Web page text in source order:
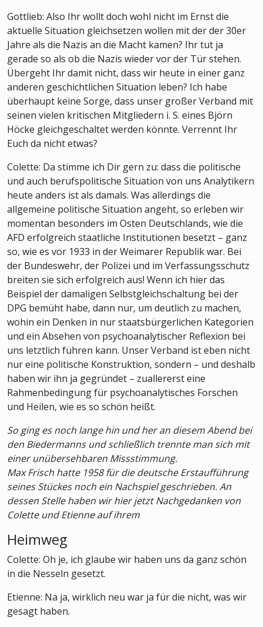
Gottlieb: Also Ihr wollt doch wohl nicht im Ernst die
aktuelle Situation gleichsetzen wollen mit der der 30er
Jahre als die Nazis an die Macht kamen? Ihr tut ja
gerade so als ob die Nazis wieder vor der Tür stehen.
Übergeht Ihr damit nicht, dass wir heute in einer ganz
anderen geschichtlichen Situation leben? Ich habe
überhaupt keine Sorge, dass unser großer Verband mit
seinen vielen kritischen Mitgliedern i. S. eines Björn
Höcke gleichgeschaltet werden könnte. Verrennt Ihr
Euch da nicht etwas?
Colette: Da stimme ich Dir gern zu: dass die politische
und auch berufspolitische Situation von uns Analytikern
heute anders ist als damals. Was allerdings die
allgemeine politische Situation angeht, so erleben wir
momentan besonders im Osten Deutschlands, wie die
AFD erfolgreich staatliche Institutionen besetzt – ganz
so, wie es vor 1933 in der Weimarer Republik war. Bei
der Bundeswehr, der Polizei und im Verfassungsschutz
breiten sie sich erfolgreich aus! Wenn ich hier das
Beispiel der damaligen Selbstgleichschaltung bei der
DPG bemüht habe, dann nur, um deutlich zu machen,
wohin ein Denken in nur staatsbürgerlichen Kategorien
und ein Absehen von psychoanalytischer Reflexion bei
uns letztlich führen kann. Unser Verband ist eben nicht
nur eine politische Konstruktion, sondern – und deshalb
haben wir ihn ja gegründet – zuallererst eine
Rahmenbedingung für psychoanalytisches Forschen
und Heilen, wie es so schön heißt.
So ging es noch lange hin und her an diesem Abend bei
den Biedermanns und schließlich trennte man sich mit
einer unübersehbaren Missstimmung.
Max Frisch hatte 1958 für die deutsche Erstaufführung
seines Stückes noch ein Nachspiel geschrieben. An
dessen Stelle haben wir hier jetzt Nachgedanken von
Colette und Etienne auf ihrem
Heimweg
Colette: Oh je, ich glaube wir haben uns da ganz schön
in die Nesseln gesetzt.
Etienne: Na ja, wirklich neu war ja für die nicht, was wir
gesagt haben.